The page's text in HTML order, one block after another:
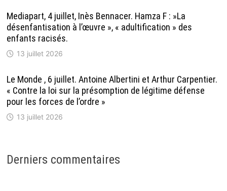
Mediapart, 4 juillet, Inès Bennacer. Hamza F : »La
désenfantisation à l’œuvre », « adultification » des
enfants racisés.
13 juillet 2026
Le Monde , 6 juillet. Antoine Albertini et Arthur Carpentier.
« Contre la loi sur la présomption de légitime défense
pour les forces de l’ordre »
13 juillet 2026
Derniers commentaires